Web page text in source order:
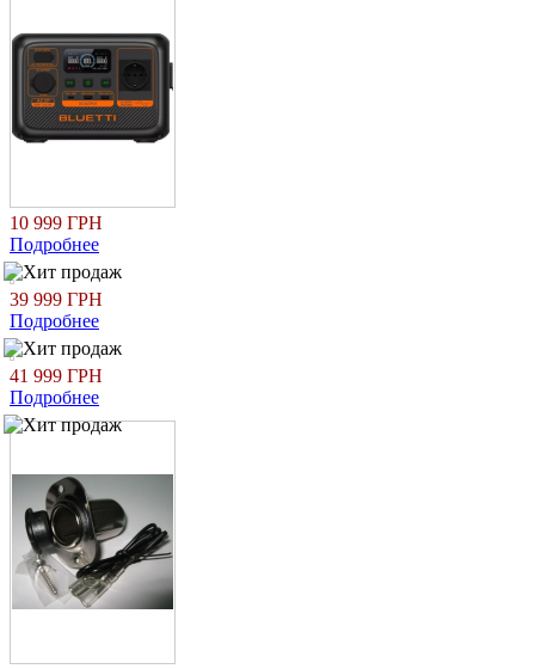
10 999 ГРН
Подробнее
39 999 ГРН
Подробнее
41 999 ГРН
Подробнее